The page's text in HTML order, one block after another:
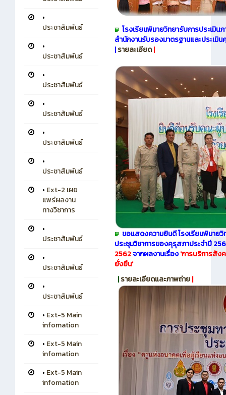
•
ประชาสัมพันธ์
•
ประชาสัมพันธ์
•
ประชาสัมพันธ์
•
ประชาสัมพันธ์
•
ประชาสัมพันธ์
•
ประชาสัมพันธ์
• Ext-2 เผย
แพร่ผลงาน
ทางวิชาการ
•
ประชาสัมพันธ์
•
ประชาสัมพันธ์
•
ประชาสัมพันธ์
• Ext-5 Main
infomation
• Ext-5 Main
infomation
• Ext-5 Main
infomation
โรงเรียนพิมายวิทยารับการประเมิ
สำนักงานรับรองมาตรฐานและประเมิ
|รายละเอียด|
ขอแสดงความยินดี โรงเรียนพิมายวิ
ประชุมวิชาการของคุรุสภาประจำปี
2562จากผลงานเรื่อง'การบริการสัง
ยั่งยืน'
|รายละเอียดและภาพถ่าย|​​